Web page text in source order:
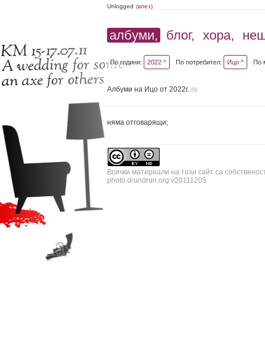
Unlogged (влез)
албуми, блог, хора,
По години: 2022 ^ По потребител: Ицо ^ По
Албуми на Ицо от 2022г. (0)
няма отговарящи;
Всички материали на този сайт са
photo.drundrun.org v20111205